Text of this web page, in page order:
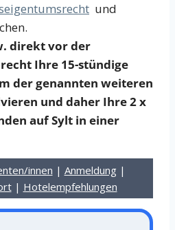
und
direkt vor der
Ihre 15-stündige
der genannten weiteren
und daher Ihre 2 x
auf Sylt in einer
innen | Anmeldung|
| Hotelempfehlungen